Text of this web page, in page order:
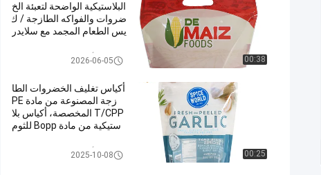
00:38
البلاستيكية الواضحة لتعبئة الخ
ضروات والفواكه الطازجة / ك
يس الطعام المجمد مع سلايدر
أكياس تغليف الخضروات
2026-06-05
00:25
أكياس تغليف الخضروات الطا
زجة المصنوعة من مادة PE
T/CPP المخصصة، أكياس بلا
ستيكية من مادة Bopp للثوم
أكياس تغليف الخضروات
2025-10-08